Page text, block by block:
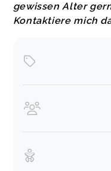
gewissen Alter
Kontaktiere mich